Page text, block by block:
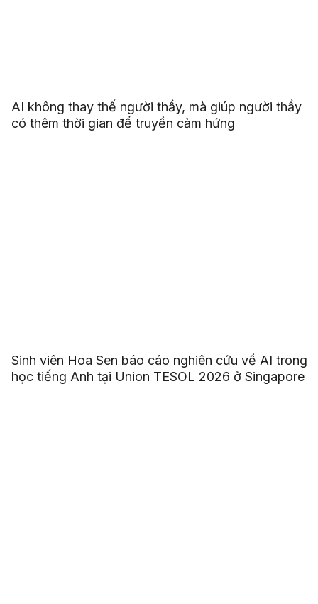
AI không thay thế người thầy, mà giúp người thầy
có thêm thời gian để truyền cảm hứng
Sinh viên Hoa Sen báo cáo nghiên cứu về AI trong
học tiếng Anh tại Union TESOL 2026 ở Singapore